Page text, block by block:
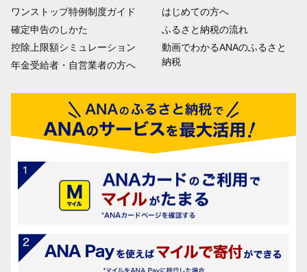
ワンストップ特例制度ガイド
確定申告のしかた
控除上限額シミュレーション
年金受給者・自営業者の方へ
はじめての方へ
ふるさと納税の流れ
動画でわかるANAのふるさと
納税